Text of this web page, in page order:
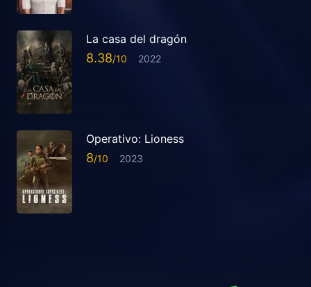
La casa del dragón
8.38 2022
Operativo: Lioness
8 2023